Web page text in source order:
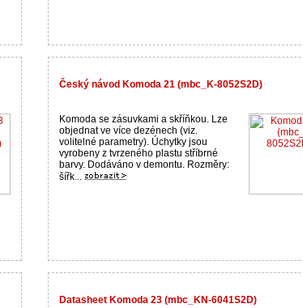
Český návod Komoda 21 (mbc_K-8052S2D)
Komoda se zásuvkami a skříňkou. Lze
objednat ve více dezénech (viz.
volitelné parametry). Úchytky jsou
vyrobeny z tvrzeného plastu stříbrné
barvy. Dodáváno v demontu. Rozměry:
šířk...
Datasheet Komoda 23 (mbc_KN-6041S2D)